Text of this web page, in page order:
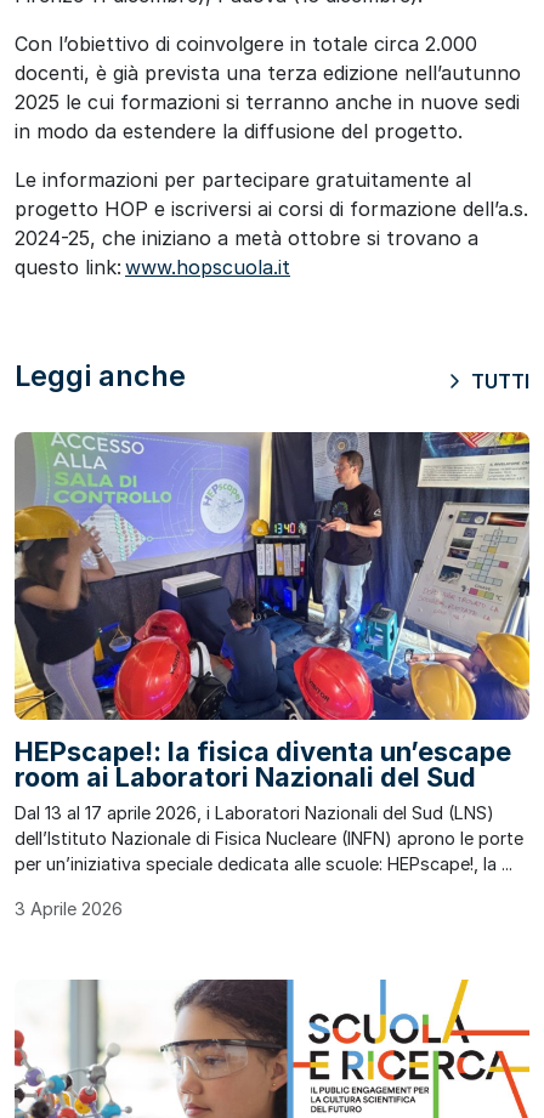
Con l’obiettivo di coinvolgere in totale circa 2.000
docenti, è già prevista una terza edizione nell’autunno
2025 le cui formazioni si terranno anche in nuove sedi
in modo da estendere la diffusione del progetto.
Le informazioni per partecipare gratuitamente al
progetto HOP e iscriversi ai corsi di formazione dell’a.s.
2024-25, che iniziano a metà ottobre si trovano a
questo link: www.hopscuola.it
Leggi anche TUTTI
HEPscape!: la fisica diventa un’escape
room ai Laboratori Nazionali del Sud
Dal 13 al 17 aprile 2026, i Laboratori Nazionali del Sud (LNS)
dell’Istituto Nazionale di Fisica Nucleare (INFN) aprono le porte
per un’iniziativa speciale dedicata alle scuole: HEPscape!, la ...
3 Aprile 2026